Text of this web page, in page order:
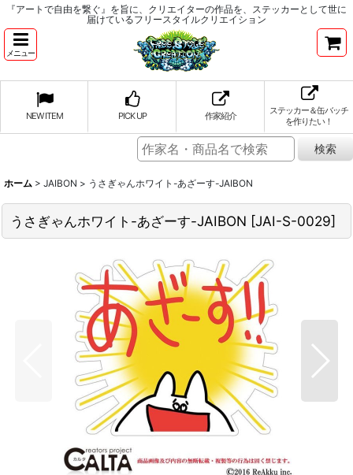
『アートで自由を繋ぐ』を旨に、クリエイターの作品を、ステッカーとして世に
届けているフリースタイルクリエイション
メニュー
NEW ITEM PICK UP 作家紹介
ステッカー＆缶バッチ
を作りたい！
ホーム > JAIBON > うさぎゃんホワイト-あざーす-JAIBON
うさぎゃんホワイト-あざーす-JAIBON [JAI-S-0029]